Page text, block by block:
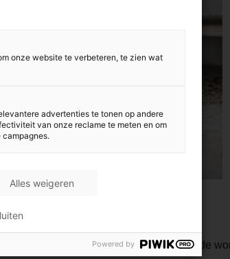
hun twee kinderen grootbrachten, de
onze website te verbeteren, te zien wat
advertenties te tonen op andere
van onze reclame te meten en om
Alles weigeren
Powered by